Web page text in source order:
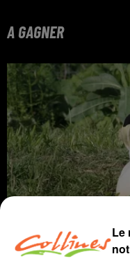
A GAGNER
Remportez aussi sur notre
Le